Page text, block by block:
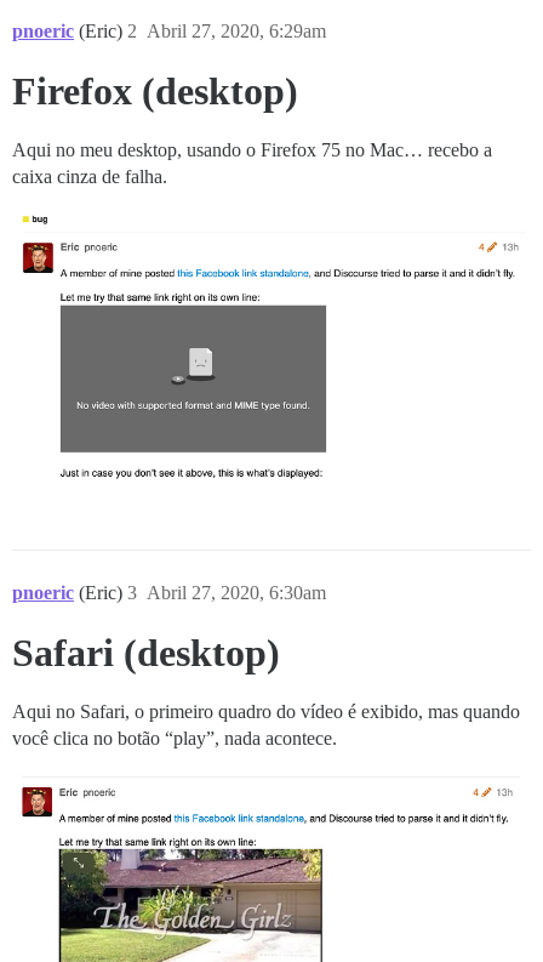
pnoeric (Eric) Abril 27, 2020, 6:29am
2
Firefox (desktop)
Aqui no meu desktop, usando o Firefox 75 no Mac… recebo a
caixa cinza de falha.
pnoeric (Eric) Abril 27, 2020, 6:30am
3
Safari (desktop)
Aqui no Safari, o primeiro quadro do vídeo é exibido, mas quando
você clica no botão “play”, nada acontece.